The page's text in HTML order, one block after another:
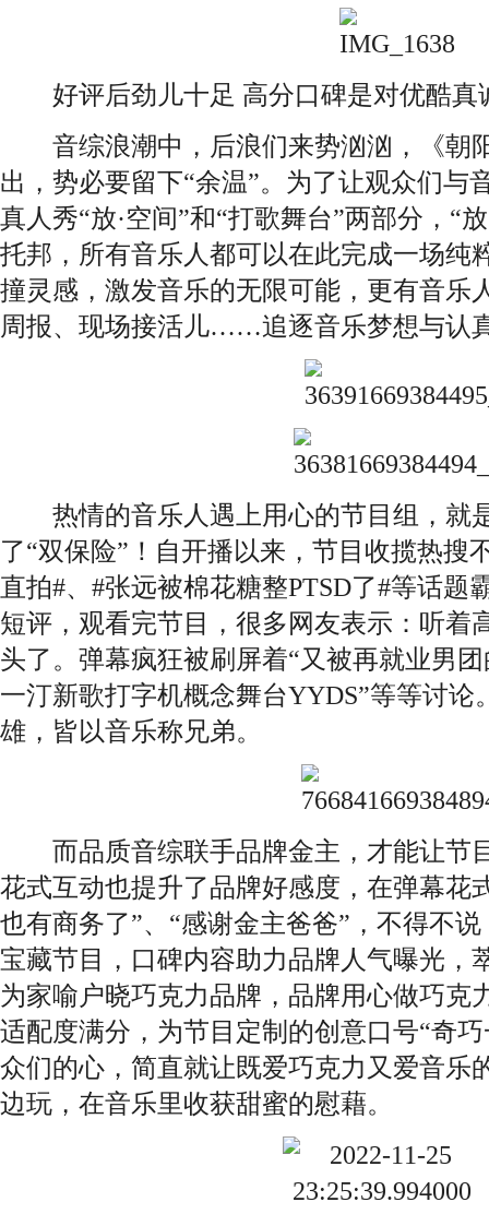
好评后劲儿十足 高分口碑是对优酷真
音综浪潮中，后浪们来势汹汹，《朝
出，势必要留下“余温”。为了让观众们与
真人秀“放·空间”和“打歌舞台”两部分，“
托邦，所有音乐人都可以在此完成一场纯
撞灵感，激发音乐的无限可能，更有音乐
周报、现场接活儿……追逐音乐梦想与认
热情的音乐人遇上用心的节目组，就
了“双保险”！自开播以来，节目收揽热搜
直拍#、#张远被棉花糖整PTSD了#等话题
短评，观看完节目，很多网友表示：听着
头了。弹幕疯狂被刷屏着“又被再就业男
一汀新歌打字机概念舞台YYDS”等等讨论
雄，皆以音乐称兄弟。
而品质音综联手品牌金主，才能让节
花式互动也提升了品牌好感度，在弹幕花
也有商务了”、“感谢金主爸爸”，不得不
宝藏节目，口碑内容助力品牌人气曝光，
为家喻户晓巧克力品牌，品牌用心做巧克
适配度满分，为节目定制的创意口号“奇
众们的心，简直就让既爱巧克力又爱音乐
边玩，在音乐里收获甜蜜的慰藉。